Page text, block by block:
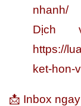
nhanh/
Dịch
https://
ket-
📩 Inbox